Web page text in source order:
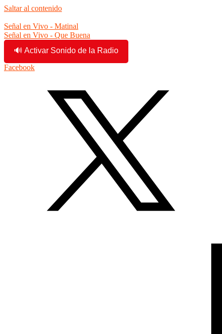
Saltar al contenido
Señal en Vivo - Matinal
Señal en Vivo - Que Buena
🔊 Activar Sonido de la Radio
Facebook